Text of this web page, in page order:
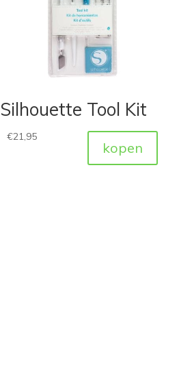
Silhouette Tool Kit
€21,95
kopen